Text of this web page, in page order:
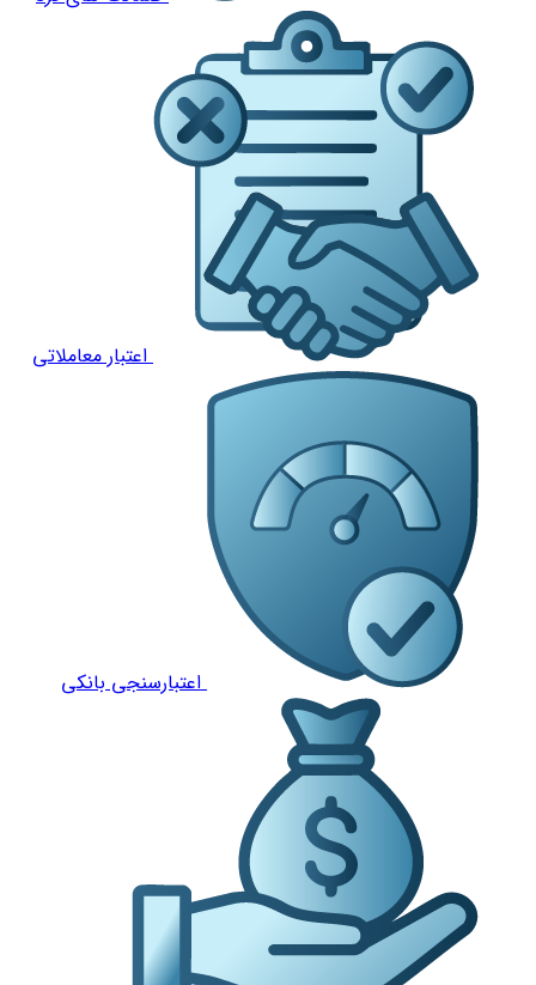
اعتبار معاملاتی
اعتبارسنجی بانکی